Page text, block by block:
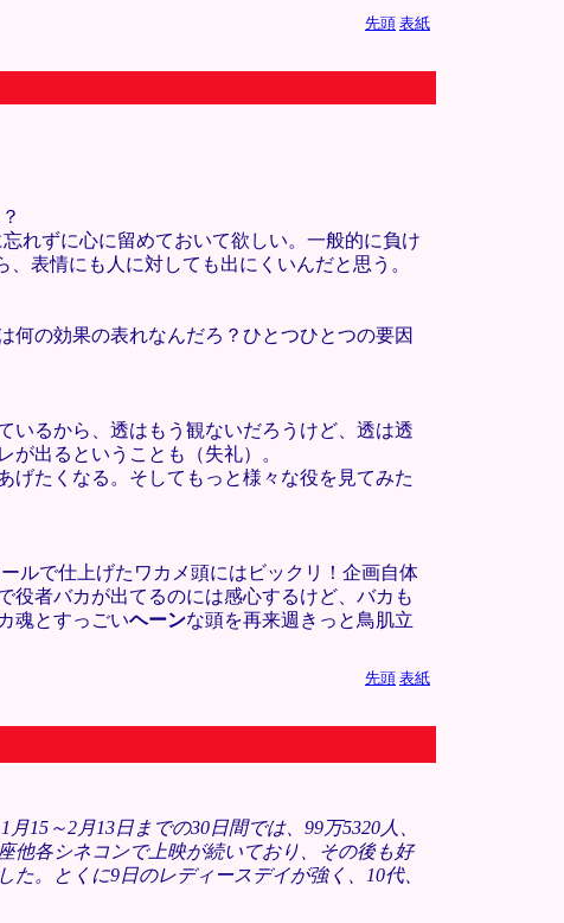
先頭 表紙
れずに心に留めておいて欲しい。一般的に負け
表情にも人に対しても出にくいんだと思う。
何の効果の表れなんだろ？ひとつひとつの要因
いるから、透はもう観ないだろうけど、透は透
出るということも（失礼）。
げたくなる。そしてもっと様々な役を見てみた
ルで仕上げたワカメ頭にはビックリ！企画自体
者バカが出てるのには感心するけど、バカも
魂とすっごいヘーンな頭を再来週きっと鳥肌立
先頭 表紙
15～2月13日までの30日間では、99万5320人、
他各シネコンで上映が続いており、その後も好
。とくに9日のレディースデイが強く、10代、